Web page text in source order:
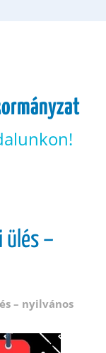
ülés –
– nyilvános